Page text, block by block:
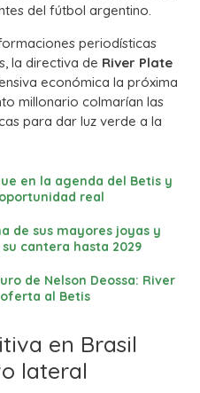
del fútbol argentino.
periodísticas
la directiva de River Plate
económica la próxima
millonario colmarían las
para dar luz verde a la
en la agenda del Betis y
real
de sus mayores joyas y
cantera hasta 2029
de Nelson Deossa: River
al Betis
en Brasil
lateral